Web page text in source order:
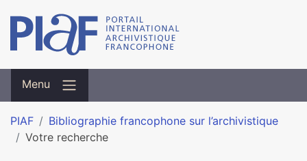
Menu
PIAF
Bibliographie francophone sur l’archivistique
Votre recherche